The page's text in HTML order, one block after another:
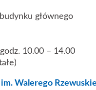
głównego
10.00 – 14.00
Walerego